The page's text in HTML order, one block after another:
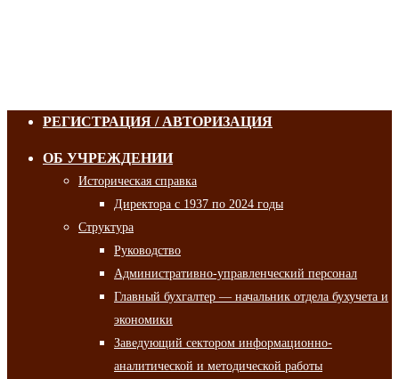
РЕГИСТРАЦИЯ / АВТОРИЗАЦИЯ
ОБ УЧРЕЖДЕНИИ
Историческая справка
Директора с 1937 по 2024 годы
Структура
Руководство
Административно-управленческий персонал
Главный бухгалтер — начальник отдела бухучета и
экономики
Заведующий сектором информационно-
аналитической и методической работы